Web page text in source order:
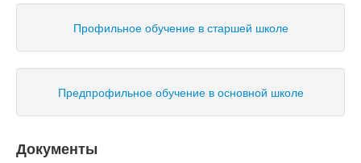
Профильное обучение в старшей школе
Предпрофильное обучение в основной школе
Документы